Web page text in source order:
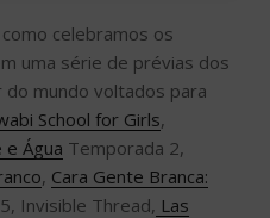
celebramos os
uma série de prévias dos
mundo voltados para
School for Girls,
e Água Temporada 2,
, Cara Gente Branca:
Invisible Thread, Las